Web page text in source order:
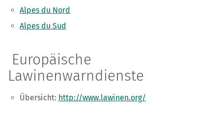
Alpes du Nord
Alpes du Sud
Europäische
Lawinenwarndienste
Übersicht: http://www.lawinen.org/